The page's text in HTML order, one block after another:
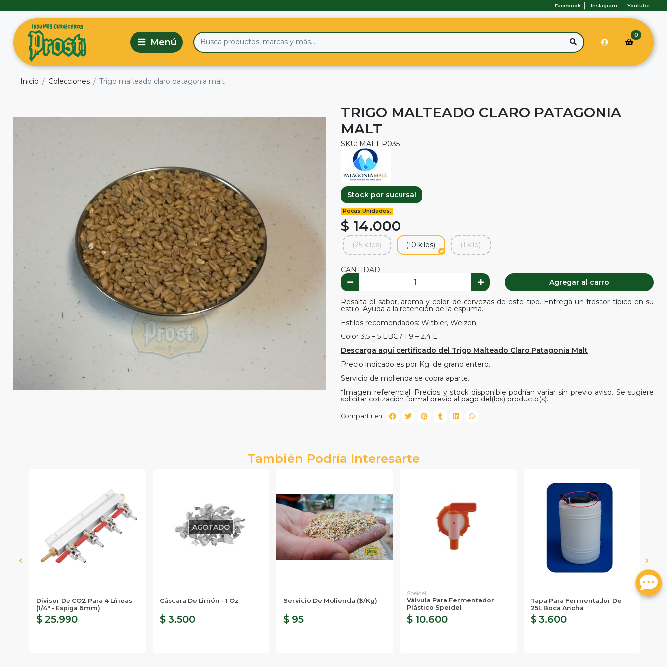
Facebook Instagram Youtube
0
Inicio Colecciones Trigo malteado claro patagonia malt
TRIGO MALTEADO CLARO PATAGONIA
MALT
SKU: MALT-P035
Stock por sucursal
Pocas Unidades.
$ 14.000
(25 kilos) (10 kilos) (1 kilo)
CANTIDAD
Agregar al carro
Resalta el sabor, aroma y color de cervezas de este tipo. Entrega un frescor típico en su
estilo. Ayuda a la retención de la espuma.
Estilos recomendados: Witbier, Weizen.
Color 3.5 – 5 EBC / 1.9 – 2.4 L.
Descarga aquí certificado del Trigo Malteado Claro Patagonia Malt
Precio indicado es por Kg. de grano entero.
Servicio de molienda se cobra aparte.
*Imagen referencial. Precios y stock disponible podrían variar sin previo aviso. Se sugiere
solicitar cotización formal previo al pago del(los) producto(s).
Compartir en:
También Podría Interesarte
Divisor De CO2 Para 4 Líneas
(1/4" - Espiga 6mm)
$ 25.990
AGOTADO
Cáscara De Limón - 1 Oz
$ 3.500
Servicio De Molienda ($/Kg)
$ 95
Speidel
Válvula Para Fermentador
Plástico Speidel
$ 10.600
Tapa Para Fermentador De
25L Boca Ancha
$ 3.600